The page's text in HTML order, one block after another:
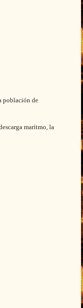
población de
marítmo, la